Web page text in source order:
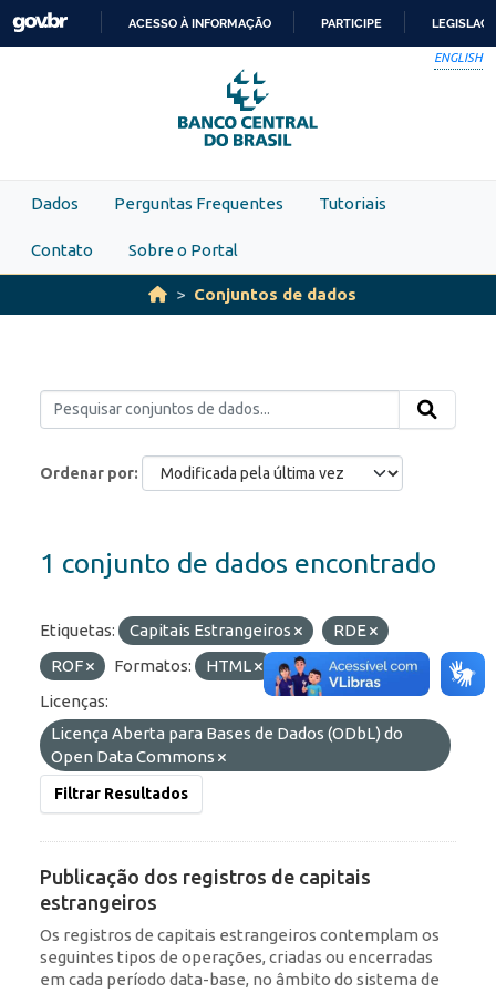
Skip to main content
PARA
O
CONTEÚDO
ACESSO À INFORMAÇÃO PARTICIPE
ENGLISH
Dados Perguntas Frequentes Tutoriais
Contato Sobre o Portal
Conjuntos de dados
Ordenar por
1 conjunto de dados encontrado
Etiquetas: Capitais Estrangeiros
RDE
ROF
Formatos: HTML API
JSON
Licenças:
Licença Aberta para Bases de Dados (ODbL) do
Open Data Commons
Filtrar Resultados
Publicação dos registros de capitais
estrangeiros
Os registros de capitais estrangeiros contemplam os
seguintes tipos de operações, criadas ou encerradas
em cada período data-base, no âmbito do sistema de